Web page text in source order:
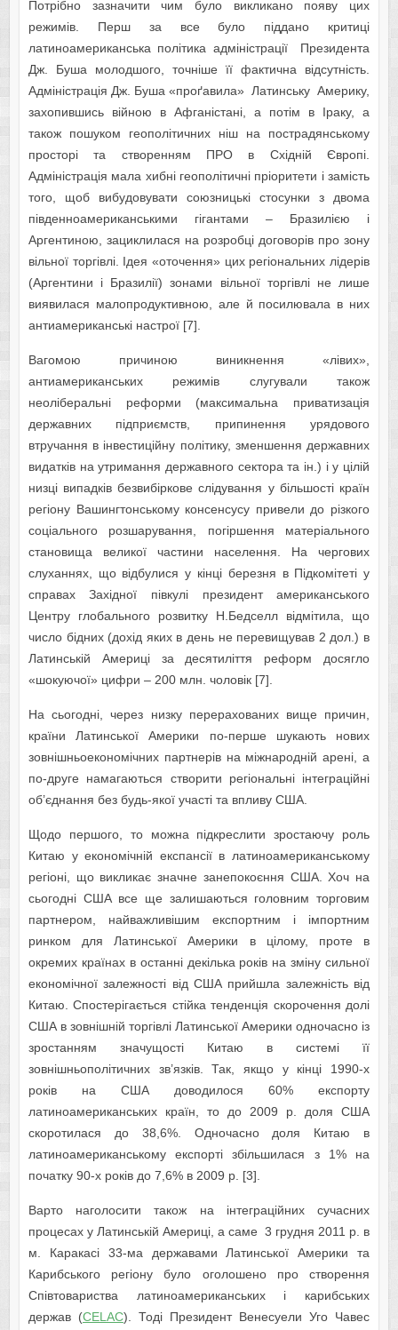
Потрібно зазначити чим було викликано появу цих
режимів. Перш за все було піддано критиці
латиноамериканська політика адміністрації Президента
Дж. Буша молодшого, точніше її фактична відсутність.
Адміністрація Дж. Буша «проґавила» Латинську Америку,
захопившись війною в Афганістані, а потім в Іраку, а
також пошуком геополітичних ніш на пострадянському
просторі та створенням ПРО в Східній Європі.
Адміністрація мала хибні геополітичні пріоритети і замість
того, щоб вибудовувати союзницькі стосунки з двома
південноамериканськими гігантами – Бразилією і
Аргентиною, зациклилася на розробці договорів про зону
вільної торгівлі. Ідея «оточення» цих регіональних лідерів
(Аргентини і Бразилії) зонами вільної торгівлі не лише
виявилася малопродуктивною, але й посилювала в них
антиамериканські настрої [7].
Вагомою причиною виникнення «лівих»,
антиамериканських режимів слугували також
неоліберальні реформи (максимальна приватизація
державних підприємств, припинення урядового
втручання в інвестиційну політику, зменшення державних
видатків на утримання державного сектора та ін.) і у цілій
низці випадків безвибіркове слідування у більшості країн
регіону Вашингтонському консенсусу привели до різкого
соціального розшарування, погіршення матеріального
становища великої частини населення. На чергових
слуханнях, що відбулися у кінці березня в Підкомітеті у
справах Західної півкулі президент американського
Центру глобального розвитку Н.Бедселл відмітила, що
число бідних (дохід яких в день не перевищував 2 дол.) в
Латинській Америці за десятиліття реформ досягло
«шокуючої» цифри – 200 млн. чоловік [7].
На сьогодні, через низку перерахованих вище причин,
країни Латинської Америки по-перше шукають нових
зовнішньоекономічних партнерів на міжнародній арені, а
по-друге намагаються створити регіональні інтеграційні
об’єднання без будь-якої участі та впливу США.
Щодо першого, то можна підкреслити зростаючу роль
Китаю у економічній експансії в латиноамериканському
регіоні, що викликає значне занепокоєння США. Хоч на
сьогодні США все ще залишаються головним торговим
партнером, найважливішим експортним і імпортним
ринком для Латинської Америки в цілому, проте в
окремих країнах в останні декілька років на зміну сильної
економічної залежності від США прийшла залежність від
Китаю. Спостерігається стійка тенденція скорочення долі
США в зовнішній торгівлі Латинської Америки одночасно із
зростанням значущості Китаю в системі її
зовнішньополітичних зв’язків. Так, якщо у кінці 1990-х
років на США доводилося 60% експорту
латиноамериканських країн, то до 2009 р. доля США
скоротилася до 38,6%. Одночасно доля Китаю в
латиноамериканському експорті збільшилася з 1% на
початку 90-х років до 7,6% в 2009 р. [3].
Варто наголосити також на інтеграційних сучасних
процесах у Латинській Америці, а саме 3 грудня 2011 р. в
м. Каракасі 33-ма державами Латинської Америки та
Карибського регіону було оголошено про створення
Співтовариства латиноамериканських і карибських
держав (CELAC). Тоді Президент Венесуели Уго Чавес